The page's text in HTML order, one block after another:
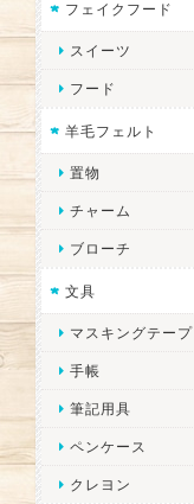
フェイクフード
スイーツ
フード
羊毛フェルト
置物
チャーム
ブローチ
文具
マスキングテープ
手帳
筆記用具
ペンケース
クレヨン